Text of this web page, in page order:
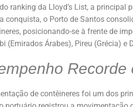
ranking da Lloyd’s List, a principal
conquista, o Porto de Santos
posicionando-se à frente de
(Emirados Árabes), Pireu (Grécia) e
Recorde
de contêineres foi um dos